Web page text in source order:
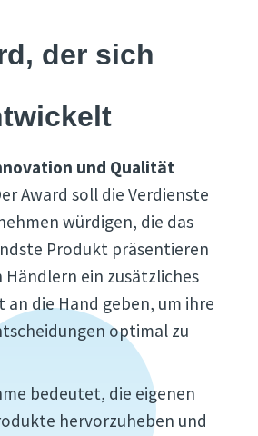
der sich
und Qualität
Award soll die Verdienste
würdigen, die das
Produkt präsentieren
Händlern ein zusätzliches
an die Hand geben, um ihre
optimal zu
bedeutet, die eigenen
hervorzuheben und